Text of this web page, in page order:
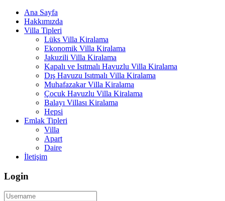
Ana Sayfa
Hakkımızda
Villa Tipleri
Lüks Villa Kiralama
Ekonomik Villa Kiralama
Jakuzili Villa Kiralama
Kapalı ve Isıtmalı Havuzlu Villa Kiralama
Dış Havuzu Isıtmalı Villa Kiralama
Muhafazakar Villa Kiralama
Çocuk Havuzlu Villa Kiralama
Balayı Villası Kiralama
Hepsi
Emlak Tipleri
Villa
Apart
Daire
İletişim
Login